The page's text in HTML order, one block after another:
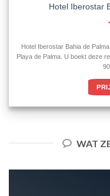
Hotel Iberostar
Hotel Iberostar Bahia de
Playa de Palma. U boekt deze
WAT